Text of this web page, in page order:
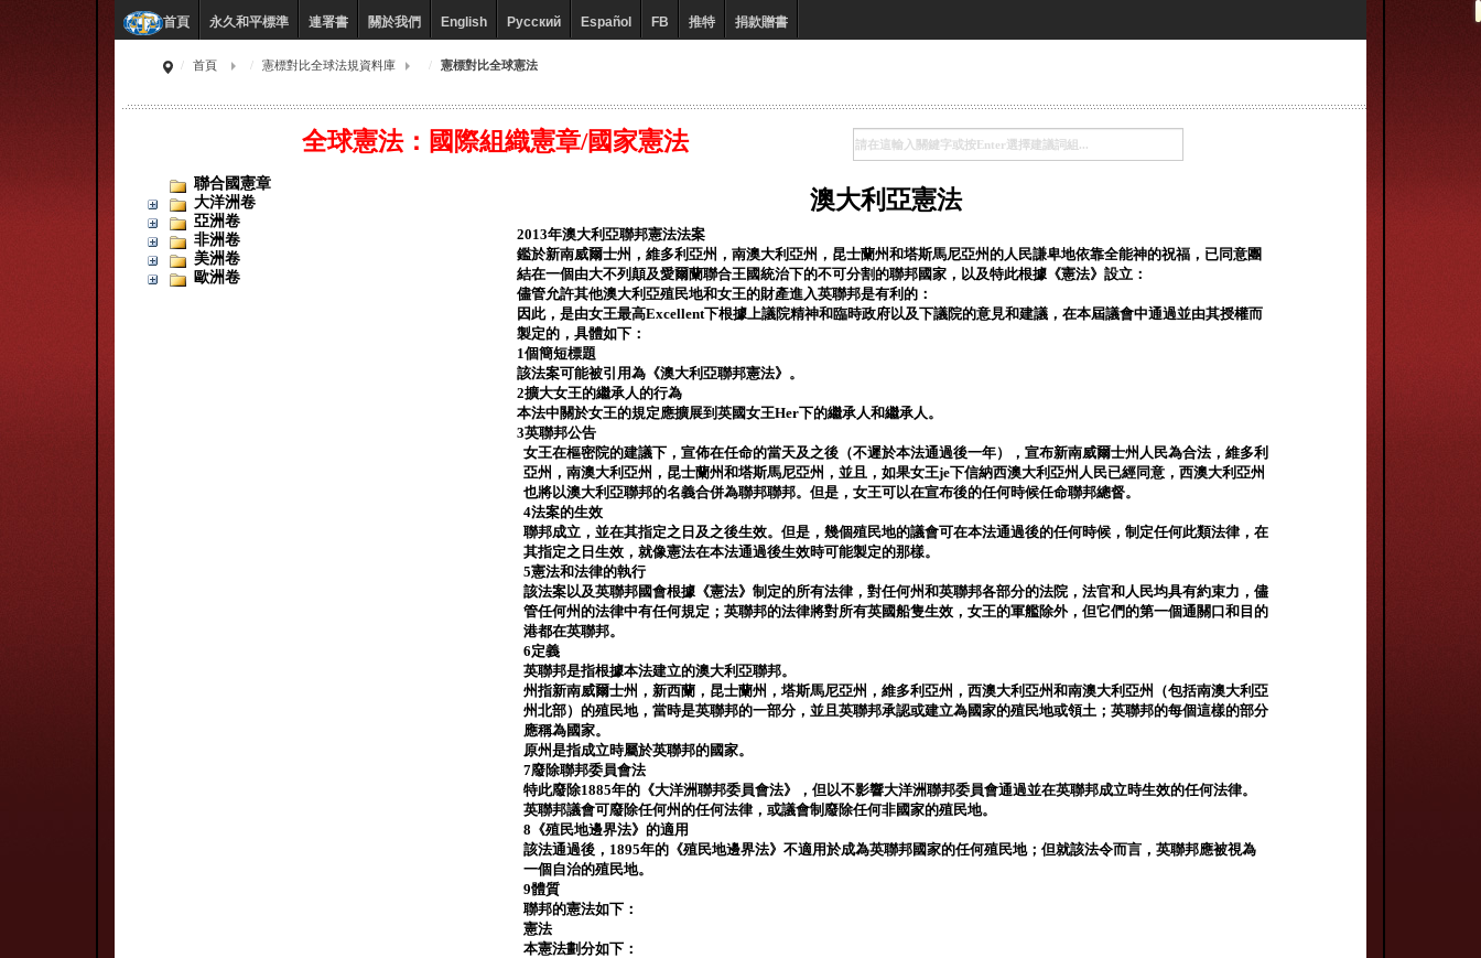
首頁 永久和平標準 連署書 關於我們 English Русский Español FB 推特 捐款贈書
首頁 憲標對比全球法規資料庫 憲標對比全球憲法
全球憲法：國際組織憲章/國家憲法
聯合國憲章
大洋洲卷
亞洲卷
非洲卷
美洲卷
歐洲卷
澳大利亞憲法
2013年澳大利亞聯邦憲法法案
鑑於新南威爾士州，維多利亞州，南澳大利亞州，昆士蘭州和塔斯馬尼亞州的人民謙卑地依靠全能神的祝福，已同意團
結在一個由大不列顛及愛爾蘭聯合王國統治下的不可分割的聯邦國家，以及特此根據《憲法》設立：
儘管允許其他澳大利亞殖民地和女王的財產進入英聯邦是有利的：
因此，是由女王最高Excellent下根據上議院精神和臨時政府以及下議院的意見和建議，在本屆議會中通過並由其授權而
製定的，具體如下：
1個簡短標題
該法案可能被引用為《澳大利亞聯邦憲法》。
2擴大女王的繼承人的行為
本法中關於女王的規定應擴展到英國女王Her下的繼承人和繼承人。
3英聯邦公告
女王在樞密院的建議下，宣佈在任命的當天及之後（不遲於本法通過後一年），宣布新南威爾士州人民為合法，維多利
亞州，南澳大利亞州，昆士蘭州和塔斯馬尼亞州，並且，如果女王je下信納西澳大利亞州人民已經同意，西澳大利亞州
也將以澳大利亞聯邦的名義合併為聯邦聯邦。但是，女王可以在宣布後的任何時候任命聯邦總督。
4法案的生效
聯邦成立，並在其指定之日及之後生效。但是，幾個殖民地的議會可在本法通過後的任何時候，制定任何此類法律，在
其指定之日生效，就像憲法在本法通過後生效時可能製定的那樣。
5憲法和法律的執行
該法案以及英聯邦國會根據《憲法》制定的所有法律，對任何州和英聯邦各部分的法院，法官和人民均具有約束力，儘
管任何州的法律中有任何規定；英聯邦的法律將對所有英國船隻生效，女王的軍艦除外，但它們的第一個通關口和目的
港都在英聯邦。
6定義
英聯邦是指根據本法建立的澳大利亞聯邦。
州指新南威爾士州，新西蘭，昆士蘭州，塔斯馬尼亞州，維多利亞州，西澳大利亞州和南澳大利亞州（包括南澳大利亞
州北部）的殖民地，當時是英聯邦的一部分，並且英聯邦承認或建立為國家的殖民地或領土；英聯邦的每個這樣的部分
應稱為國家。
原州是指成立時屬於英聯邦的國家。
7廢除聯邦委員會法
特此廢除1885年的《大洋洲聯邦委員會法》，但以不影響大洋洲聯邦委員會通過並在英聯邦成立時生效的任何法律。
英聯邦議會可廢除任何州的任何法律，或議會制廢除任何非國家的殖民地。
8《殖民地邊界法》的適用
該法通過後，1895年的《殖民地邊界法》不適用於成為英聯邦國家的任何殖民地；但就該法令而言，英聯邦應被視為
一個自治的殖民地。
9體質
聯邦的憲法如下：
憲法
本憲法劃分如下：